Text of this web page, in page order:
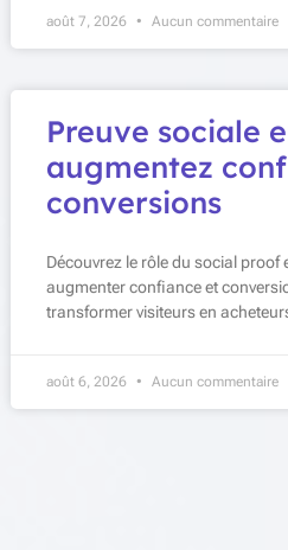
août 7, 2026 Aucun commentaire
Preuve sociale
augmentez
conversions
Découvrez le rôle du social proof
augmenter confiance et
transformer visiteurs en
août 6, 2026 Aucun commentaire